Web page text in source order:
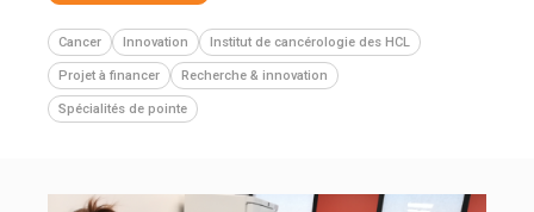
Cancer Innovation Institut de cancérologie des HCL
Projet à financer Recherche & innovation
Spécialités de pointe